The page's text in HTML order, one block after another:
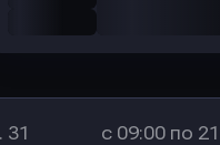
31 с 09:00 по